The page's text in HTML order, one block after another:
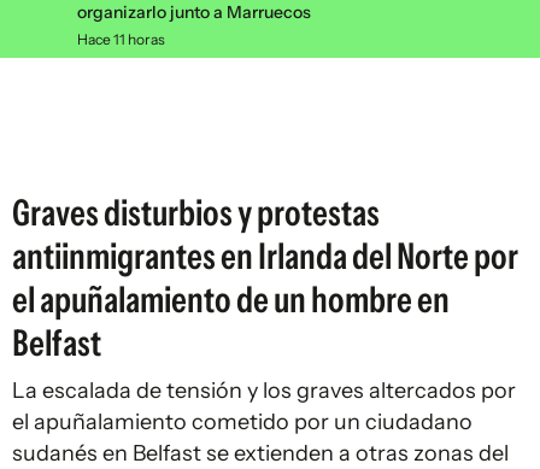
ESTADOS UNIDOS
organizarlo junto a Marruecos
Hace 11 horas
Graves disturbios y protestas
antiinmigrantes en Irlanda del Norte por
el apuñalamiento de un hombre en
Belfast
La escalada de tensión y los graves altercados por
el apuñalamiento cometido por un ciudadano
sudanés en Belfast se extienden a otras zonas del